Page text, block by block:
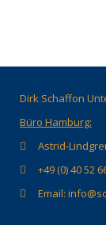
Dirk Schaffon
Büro Hamburg:
Astrid-
+49 (0) 40 52
Email: